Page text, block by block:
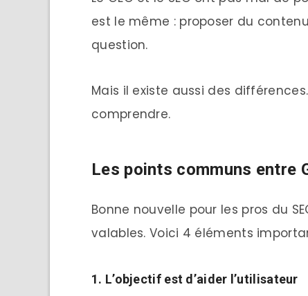
est le même : proposer du
question.
Mais il existe aussi des
comprendre.
Les points communs entre
Bonne nouvelle pour les pros du
valables. Voici 4 éléments
1. L’objectif est d’aider l’utilisateur